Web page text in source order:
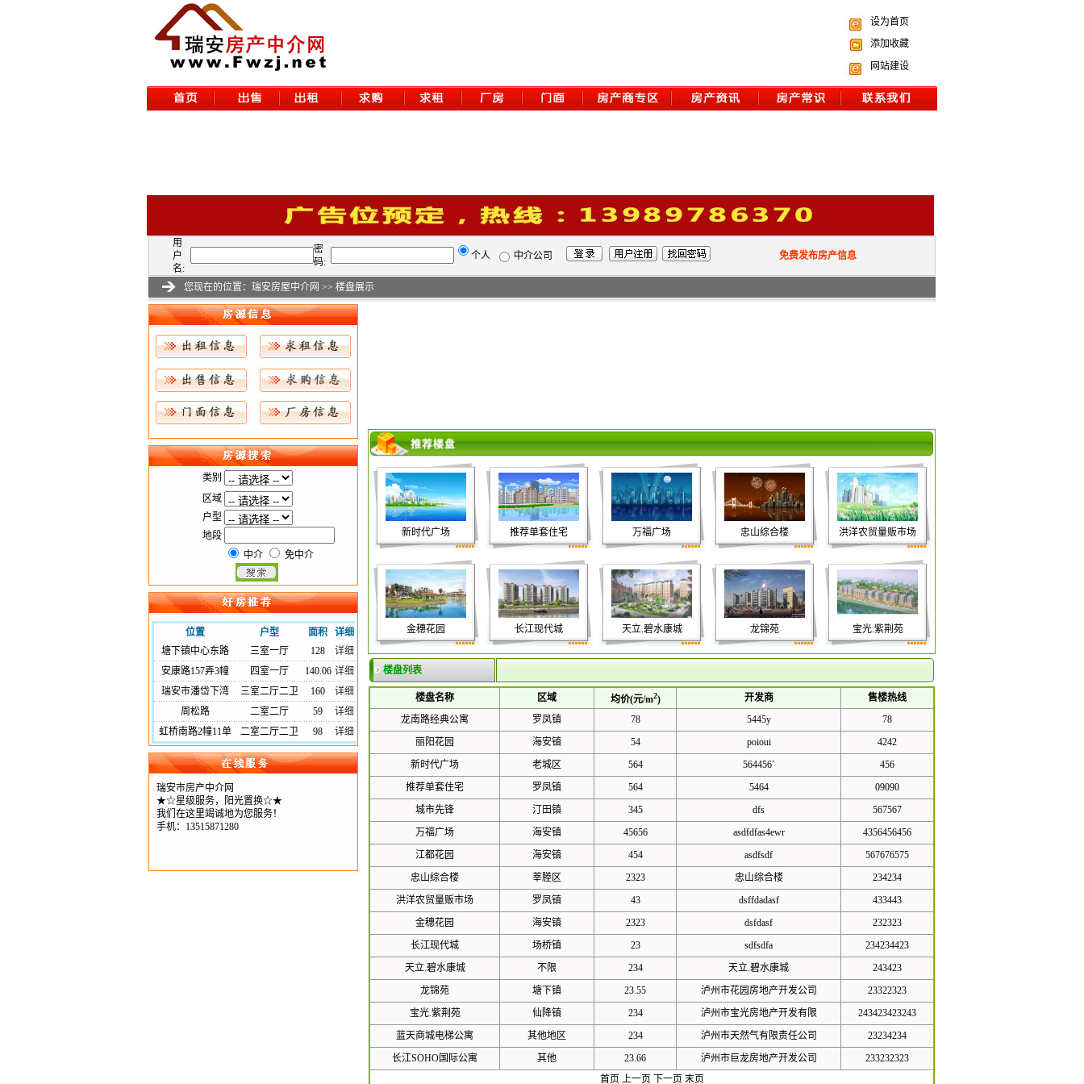
设为首页
添加收藏
网站建设
用
户
名:
密
码:
个人 中介公司 免费发布房产信息
您现在的位置： 瑞安房屋中介网 >> 楼盘展示
类别
区域
户型
地段
中介 免中介
位置 户型 面积
详细
塘下镇中心东路
三室一厅 128
详细
安康路157弄3幢
四室一厅 140.06 详细
瑞安市潘岱下湾
三室二厅二卫 160
详细
周松路
二室二厅 59
详细
虹桥南路2幢11单
二室二厅二卫 98 详细
瑞安市房产中介网
★☆星级服务，阳光置换☆★
我们在这里竭诚地为您服务！
手机：13515871280
新时代广场 推荐单套住宅 万福广场 忠山综合楼 洪洋农贸量贩市场
金穗花园 长江现代城 天立.碧水康城 龙锦苑 宝光.紫荆苑
楼盘列表
楼盘名称 区域 均价(元/m2) 开发商
售楼热线
龙南路经典公寓
罗凤镇 78 5445y
78
丽阳花园
海安镇 54 poioui
4242
新时代广场
老城区 564 564456`
456
推荐单套住宅
罗凤镇 564 5464
09090
城市先锋
汀田镇 345 dfs
567567
万福广场
海安镇 45656 asdfdfas4ewr
4356456456
江都花园
海安镇 454 asdfsdf
567676575
忠山综合楼
莘塍区 2323 忠山综合楼
234234
洪洋农贸量贩市场
罗凤镇 43 dsffdadasf
433443
金穗花园
海安镇 2323 dsfdasf
232323
长江现代城
场桥镇 23 sdfsdfa
234234423
天立.碧水康城
不限 234 天立.碧水康城
243423
龙锦苑
塘下镇 23.55 泸州市花园房地产开发公司
23322323
宝光.紫荆苑
仙降镇 234 泸州市宝光房地产开发有限
243423423243
蓝天商城电梯公寓
其他地区 234 泸州市天然气有限责任公司
23234234
长江SOHO国际公寓
其他 23.66 泸州市巨龙房地产开发公司
233232323
首页 上一页 下一页 末页